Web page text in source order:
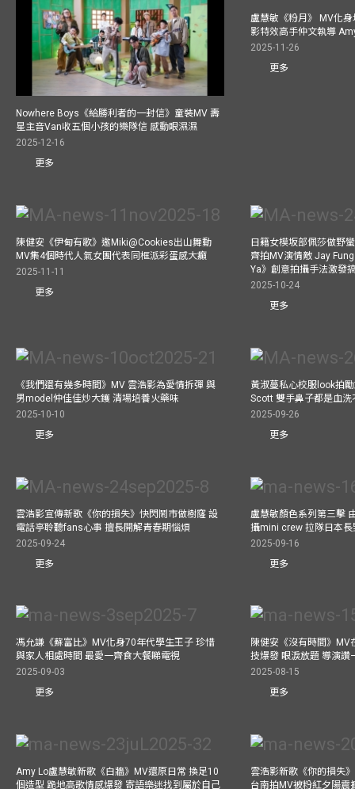
Nowhere Boys《給勝利者的一封信》童裝MV 壽
星主音Van收五個小孩的樂隊信 感動眼濕濕
2025-12-16
更多
盧慧敏《粉月》 MV化
影特效高手仲文執導
2025-11-26
更多
陳健安《伊甸有歌》邀Miki@Cookies出山舞動
MV集4個時代人氣女團代表同框派彩蛋感大癲
2025-11-11
更多
日籍女模坂部佩莎做野
齊拍MV演情敵 Jay
Ya》創意拍攝手法激發
2025-10-24
更多
《我們還有幾多時間》MV 雲浩影為愛情拆彈 與
男model仲佳佳炒大鑊 清場培養火藥味
2025-10-10
更多
黃淑蔓私心校服look拍
Scott 雙手鼻子都是血洗
2025-09-26
更多
雲浩影宣傳新歌《你的損失》快閃鬧市做樹窿 設
電話亭聆聽fans心事 擅長開解青春期惱煩
2025-09-24
更多
盧慧敏顏色系列第三擊
攝mini crew 拉隊日本長
2025-09-16
更多
馮允謙《蘇富比》MV化身70年代學生王子 珍惜
與家人相處時間 最愛一齊食大餐睇電視
2025-09-03
更多
陳健安《沒有時間》
技爆發 眼淚放題 導演
2025-08-15
更多
Amy Lo盧慧敏新歌《白牆》MV還原日常 換足10
個造型 跪地高歌情感爆發 寄語樂迷找到屬於自己
雲浩影新歌《你的損失
台南拍MV被粉紅夕陽震